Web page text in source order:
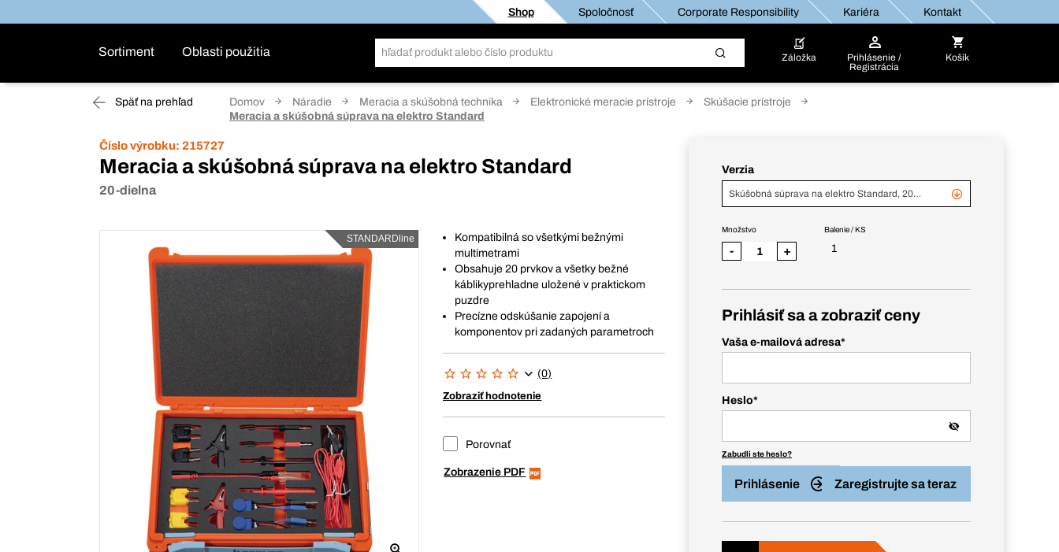
Shop Spoločnosť Corporate Responsibility Kariéra Kontakt
Sortiment Oblasti použitia Záložka
Prihlásenie /
Registrácia
Košík
Späť na prehľad Domov Náradie Meracia a skúšobná technika Elektronické meracie prístroje
Skúšacie prístroje
Meracia a skúšobná súprava na elektro Standard
Číslo výrobku: 215727
Meracia a skúšobná súprava na elektro Standard
20-dielna
STANDARDline
Kompatibilná so všetkými bežnými
multimetrami
Obsahuje 20 prvkov a všetky bežné
káblikyprehladne uložené v praktickom
puzdre
Precízne odskúšanie zapojení a
komponentov pri zadaných parametroch
(0)
Zobraziť hodnotenie
Porovnať
Zobrazenie PDF
Verzia
Skúšobná súprava na elektro Standard, 20-dielna
Balenie / KS
1
Množstvo
- +
Prihlásiť sa a zobraziť ceny
Vaša e-mailová adresa*
Heslo*
Zabudli ste heslo?
Prihlásenie Zaregistrujte sa teraz